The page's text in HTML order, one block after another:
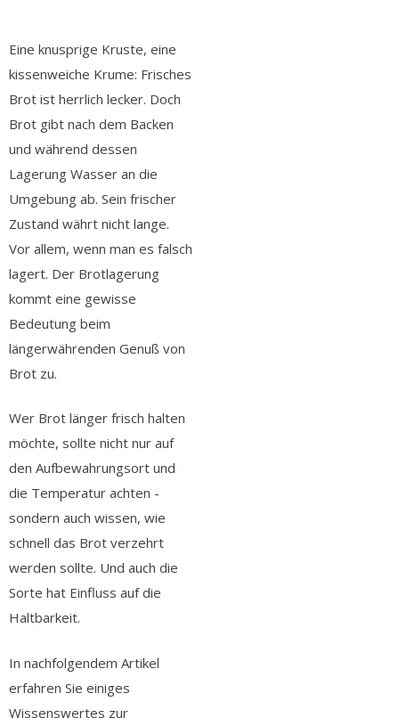
Eine knusprige Kruste, eine
kissenweiche Krume: Frisches
Brot ist herrlich lecker. Doch
Brot gibt nach dem Backen
und während dessen
Lagerung Wasser an die
Umgebung ab. Sein frischer
Zustand währt nicht lange.
Vor allem, wenn man es falsch
lagert. Der Brotlagerung
kommt eine gewisse
Bedeutung beim
längerwährenden Genuß von
Brot zu.
Wer Brot länger frisch halten
möchte, sollte nicht nur auf
den Aufbewahrungsort und
die Temperatur achten -
sondern auch wissen, wie
schnell das Brot verzehrt
werden sollte. Und auch die
Sorte hat Einfluss auf die
Haltbarkeit.
In nachfolgendem Artikel
erfahren Sie einiges
Wissenswertes zur